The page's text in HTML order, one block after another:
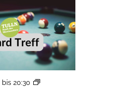
bis 20:30
Billard-